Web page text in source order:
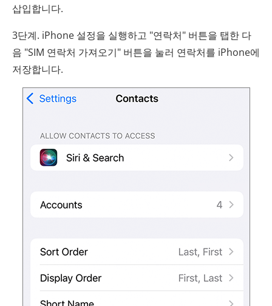
삽입합니다.
3단계. iPhone 설정을 실행하고 "연락처" 버튼을 탭한 다
음 "SIM 연락처 가져오기" 버튼을 눌러 연락처를 iPhone에
저장합니다.